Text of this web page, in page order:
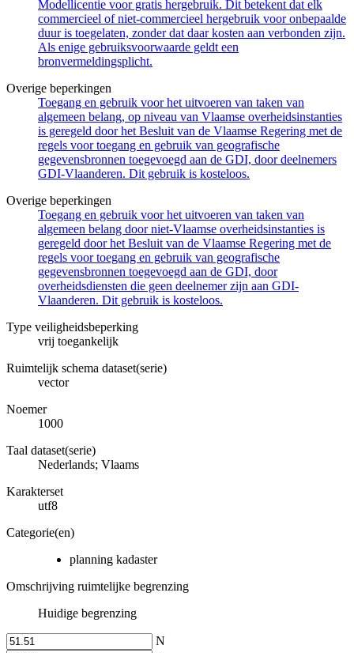
Modellicentie voor gratis hergebruik. Dit betekent dat elk
commercieel of niet-commercieel hergebruik voor onbepaalde
duur is toegelaten, zonder dat daar kosten aan verbonden zijn.
Als enige gebruiksvoorwaarde geldt een
bronvermeldingsplicht.
Overige beperkingen
Toegang en gebruik voor het uitvoeren van taken van
algemeen belang, op niveau van Vlaamse overheidsinstanties
is geregeld door het Besluit van de Vlaamse Regering met de
regels voor toegang en gebruik van geografische
gegevensbronnen toegevoegd aan de GDI, door deelnemers
GDI-Vlaanderen. Dit gebruik is kosteloos.
Overige beperkingen
Toegang en gebruik voor het uitvoeren van taken van
algemeen belang door niet-Vlaamse overheidsinstanties is
geregeld door het Besluit van de Vlaamse Regering met de
regels voor toegang en gebruik van geografische
gegevensbronnen toegevoegd aan de GDI, door
overheidsdiensten die geen deelnemer zijn aan GDI-
Vlaanderen. Dit gebruik is kosteloos.
Type veiligheidsbeperking
vrij toegankelijk
Ruimtelijk schema dataset(serie)
vector
Noemer
1000
Taal dataset(serie)
Nederlands; Vlaams
Karakterset
utf8
Categorie(en)
planning kadaster
Omschrijving ruimtelijke begrenzing
Huidige begrenzing
N